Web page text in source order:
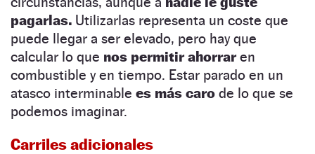
pagarlas. Utilizarlas representa un coste que
puede llegar a ser elevado, pero hay que
calcular lo que nos permitir ahorraren
combustible y en tiempo. Estar parado en un
atasco interminable es más caro de lo que se
podemos imaginar.
Carriles adicionales